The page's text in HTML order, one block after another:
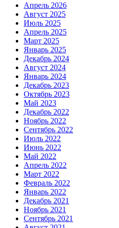
Апрель 2026
Август 2025
Июль 2025
Апрель 2025
Март 2025
Январь 2025
Декабрь 2024
Август 2024
Январь 2024
Декабрь 2023
Октябрь 2023
Май 2023
Декабрь 2022
Ноябрь 2022
Сентябрь 2022
Июль 2022
Июнь 2022
Май 2022
Апрель 2022
Март 2022
Февраль 2022
Январь 2022
Декабрь 2021
Ноябрь 2021
Сентябрь 2021